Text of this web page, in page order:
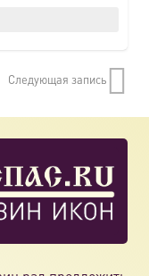
Следующая запись